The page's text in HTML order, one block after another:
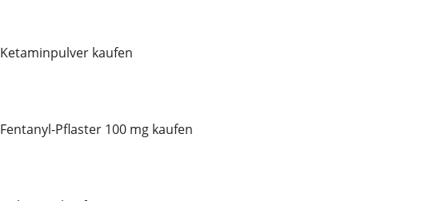
Ketaminpulver kaufen
Fentanyl-Pflaster 100 mg kaufen